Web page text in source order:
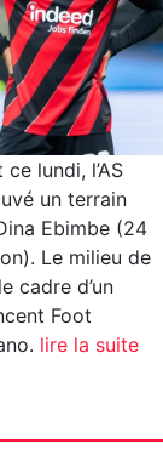
lundi, l’AS
un terrain
Ebimbe (24
Le milieu de
cadre d’un
Foot
lire la suite